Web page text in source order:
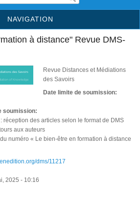
NAVIGATION
à distance" Revue DMS-
Revue Distances et Médiations
des Savoirs
Date limite de soumission:
soumission:
réception des articles selon le format de DMS
aux auteurs
numéro « Le bien-être en formation à distance
dms/11217
2025 - 10:16